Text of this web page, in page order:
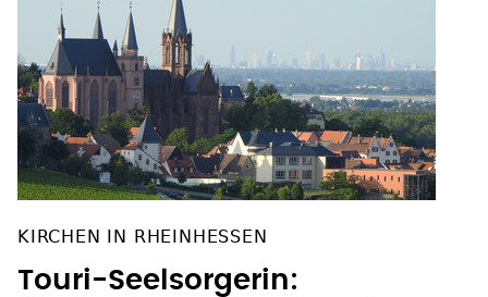
KIRCHEN IN RHEINHESSEN
Touri-Seelsorgerin: